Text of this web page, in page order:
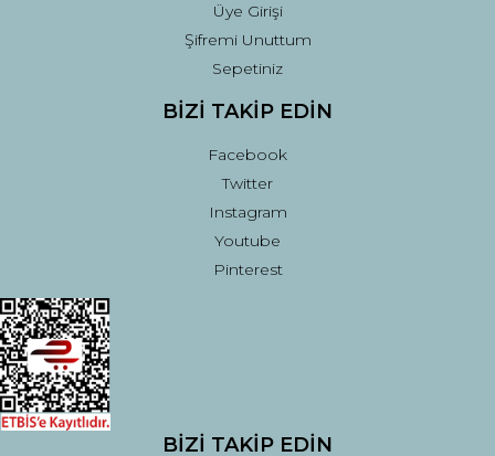
Üye Girişi
Şifremi Unuttum
Sepetiniz
BİZİ TAKİP EDİN
Facebook
Twitter
Instagram
Youtube
Pinterest
BİZİ TAKİP EDİN